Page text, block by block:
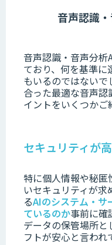
音声認識
音声認識・音声分析
ており、何を基準
もいるのではないで
合った最適な音声
イントをいくつかご
セキュリティが
特に個人情報や秘匿
いセキュリティが求
るAIのシステム・サ
ているのか事前に確
データの保管場所と
フトが安心と言われ